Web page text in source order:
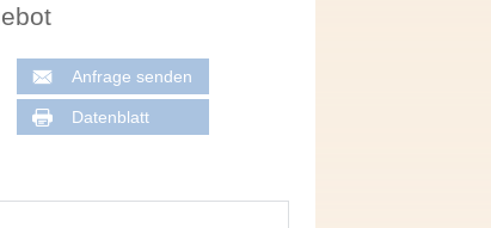
Anfrage senden
Datenblatt